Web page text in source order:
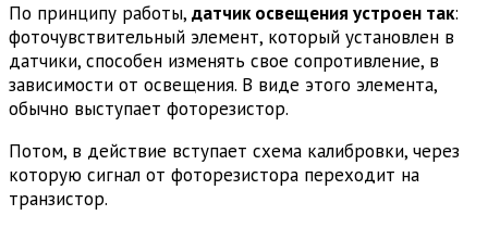
По принципу работы, датчик освещения устроен так:
фоточувствительный элемент, который установлен в
датчики, способен изменять свое сопротивление, в
зависимости от освещения. В виде этого элемента,
обычно выступает фоторезистор.
Потом, в действие вступает схема калибровки, через
которую сигнал от фоторезистора переходит на
транзистор.